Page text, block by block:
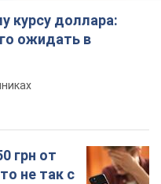
курсу доллара:
ожидать в
грн от
не так с